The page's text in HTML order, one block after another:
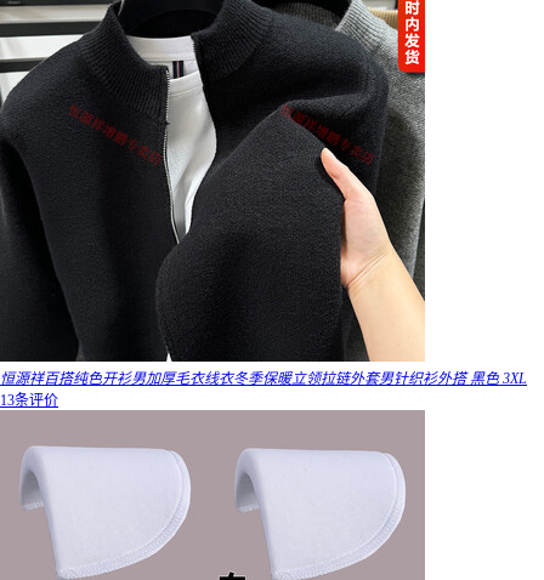
恒源祥百搭纯色开衫男加厚毛衣线衣冬季保暖立领拉链外套男针织衫外搭 黑色 3XL
13条评价